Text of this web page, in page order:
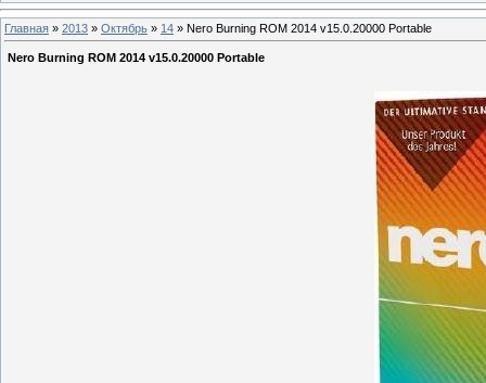
Главная » 2013 » Октябрь » 14 » Nero Burning ROM 2014 v15.0.20000 Portable
Nero Burning ROM 2014 v15.0.20000 Portable